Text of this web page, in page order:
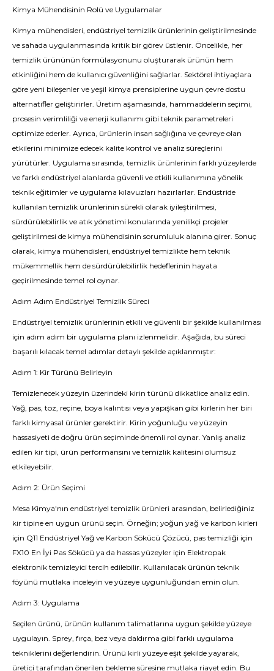
Kimya Mühendisinin Rolü ve Uygulamalar
Kimya mühendisleri, endüstriyel temizlik ürünlerinin geliştirilmesinde
ve sahada uygulanmasında kritik bir görev üstlenir. Öncelikle, her
temizlik ürününün formülasyonunu oluşturarak ürünün hem
etkinliğini hem de kullanıcı güvenliğini sağlarlar. Sektörel ihtiyaçlara
göre yeni bileşenler ve yeşil kimya prensiplerine uygun çevre dostu
alternatifler geliştirirler. Üretim aşamasında, hammaddelerin seçimi,
prosesin verimliliği ve enerji kullanımı gibi teknik parametreleri
optimize ederler. Ayrıca, ürünlerin insan sağlığına ve çevreye olan
etkilerini minimize edecek kalite kontrol ve analiz süreçlerini
yürütürler. Uygulama sırasında, temizlik ürünlerinin farklı yüzeylerde
ve farklı endüstriyel alanlarda güvenli ve etkili kullanımına yönelik
teknik eğitimler ve uygulama kılavuzları hazırlarlar. Endüstride
kullanılan temizlik ürünlerinin sürekli olarak iyileştirilmesi,
sürdürülebilirlik ve atık yönetimi konularında yenilikçi projeler
geliştirilmesi de kimya mühendisinin sorumluluk alanına girer. Sonuç
olarak, kimya mühendisleri, endüstriyel temizlikte hem teknik
mükemmellik hem de sürdürülebilirlik hedeflerinin hayata
geçirilmesinde temel rol oynar.
Adım Adım Endüstriyel Temizlik Süreci
Endüstriyel temizlik ürünlerinin etkili ve güvenli bir şekilde kullanılması
için adım adım bir uygulama planı izlenmelidir. Aşağıda, bu süreci
başarılı kılacak temel adımlar detaylı şekilde açıklanmıştır:
Adım 1: Kir Türünü Belirleyin
Temizlenecek yüzeyin üzerindeki kirin türünü dikkatlice analiz edin.
Yağ, pas, toz, reçine, boya kalıntısı veya yapışkan gibi kirlerin her biri
farklı kimyasal ürünler gerektirir. Kirin yoğunluğu ve yüzeyin
hassasiyeti de doğru ürün seçiminde önemli rol oynar. Yanlış analiz
edilen kir tipi, ürün performansını ve temizlik kalitesini olumsuz
etkileyebilir.
Adım 2: Ürün Seçimi
Mesa Kimya'nın endüstriyel temizlik ürünleri arasından, belirlediğiniz
kir tipine en uygun ürünü seçin. Örneğin; yoğun yağ ve karbon kirleri
için Q11 Endüstriyel Yağ ve Karbon Sökücü Çözücü, pas temizliği için
FX10 En İyi Pas Sökücü ya da hassas yüzeyler için Elektropak
elektronik temizleyici tercih edilebilir. Kullanılacak ürünün teknik
föyünü mutlaka inceleyin ve yüzeye uygunluğundan emin olun.
Adım 3: Uygulama
Seçilen ürünü, ürünün kullanım talimatlarına uygun şekilde yüzeye
uygulayın. Sprey, fırça, bez veya daldırma gibi farklı uygulama
tekniklerini değerlendirin. Ürünü kirli yüzeye eşit şekilde yayarak,
üretici tarafından önerilen bekleme süresine mutlaka riayet edin. Bu